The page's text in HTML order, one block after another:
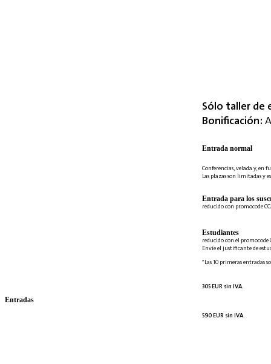
Sólo taller de
Bonificación:
Entrada normal
Conferencias, velada y, en
Las plazas son limitadas y
Entrada para los
reducido con promocode
Estudiantes
reducido con el promocode
Envíe el justificante de
*Las 10 primeras entradas
305 EUR sin IVA.
590 EUR sin IVA.
Entradas